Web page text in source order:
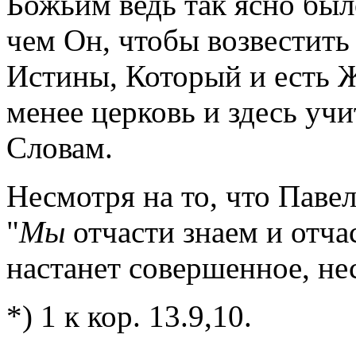
чем Он, чтобы
Истины, Который и есть
менее церковь и здесь
Словам.
Несмотря на то, что
"Мы отчасти знаем и
настанет совершенное,
*) 1 к кор. 13.9,10.